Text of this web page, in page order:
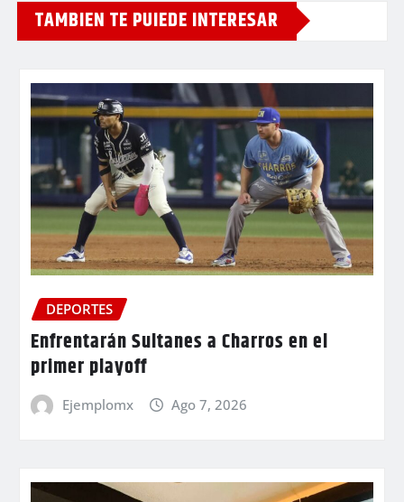
TAMBIEN TE PUIEDE INTERESAR
DEPORTES
Enfrentarán Sultanes a Charros en el
primer playoff
Ejemplomx Ago 7, 2026